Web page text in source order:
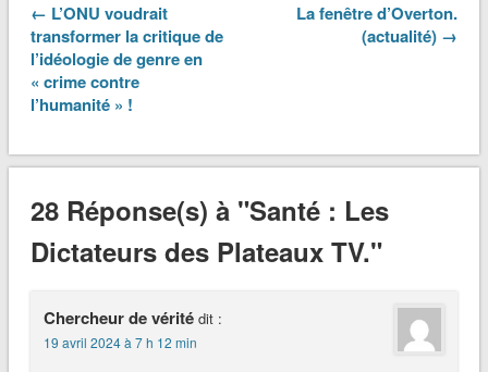
← L’ONU voudrait
transformer la critique de
l’idéologie de genre en
« crime contre
l’humanité » !
La fenêtre d’Overton.
(actualité) →
28 Réponse(s) à "Santé : Les
Dictateurs des Plateaux TV."
Chercheur de vérité dit :
19 avril 2024 à 7 h 12 min